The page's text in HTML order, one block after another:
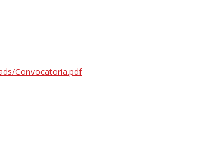
Convocatoria.pdf